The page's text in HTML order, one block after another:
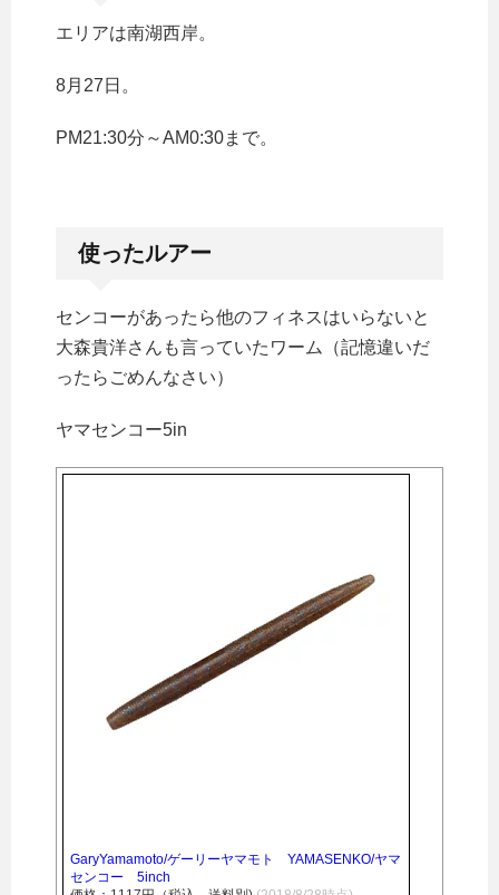
エリアは南湖西岸。
8月27日。
PM21:30分～AM0:30まで。
使ったルアー
センコーがあったら他のフィネスはいらないと
大森貴洋さんも言っていたワーム（記憶違いだ
ったらごめんなさい）
ヤマセンコー5in
GaryYamamoto/ゲーリーヤマモト YAMASENKO/ヤマ
センコー 5inch